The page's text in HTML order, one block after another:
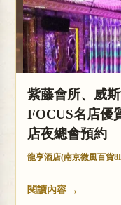
紫藤會所、威
FOCUS名店優
店夜總會預約
龍亨酒店(南京微風百貨
閱讀內容 →